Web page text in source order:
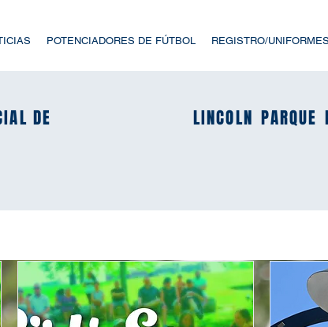
POTENCIADORES DE FÚTBOL REGISTRO/UNIFORMES
DE LINCOLN PARQUE
DE LINCOLN PARQUE